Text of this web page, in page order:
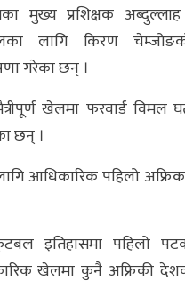
मुख्य प्रशिक्षक
लागि किरण
गरेका छन् ।
खेलमा फरवार्ड विमल
छन् ।
आधिकारिक पहिलो अफ्रिकन
इतिहासमा पहिलो
खेलमा कुनै अफ्रिकी